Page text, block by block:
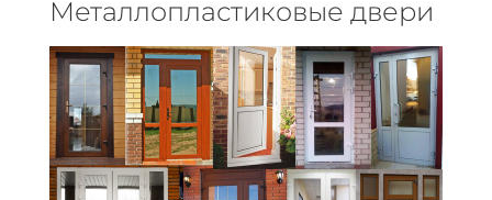
Металлопластиковые двери